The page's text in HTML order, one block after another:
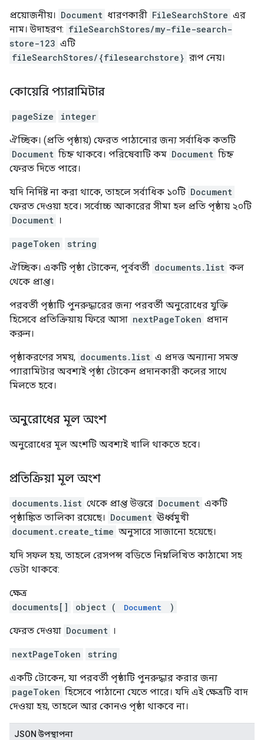
প্রয়োজনীয়। Document ধারণকারী FileSearchStore এর
নাম। উদাহরণ: fileSearchStores/my-file-search-
store-123 এটি
fileSearchStores/{filesearchstore} রূপ নেয়।
কোয়েরি প্যারামিটার
pageSize integer
ঐচ্ছিক। (প্রতি পৃষ্ঠায়) ফেরত পাঠানোর জন্য সর্বাধিক কতটি
Document চিহ্ন থাকবে। পরিষেবাটি কম Document চিহ্ন
ফেরত দিতে পারে।
যদি নির্দিষ্ট না করা থাকে, তাহলে সর্বাধিক ১০টি Document
ফেরত দেওয়া হবে। সর্বোচ্চ আকারের সীমা হল প্রতি পৃষ্ঠায় ২০টি
Document ।
pageToken string
ঐচ্ছিক। একটি পৃষ্ঠা টোকেন, পূর্ববর্তী documents.list কল
থেকে প্রাপ্ত।
পরবর্তী পৃষ্ঠাটি পুনরুদ্ধারের জন্য পরবর্তী অনুরোধের যুক্তি
হিসেবে প্রতিক্রিয়ায় ফিরে আসা nextPageToken প্রদান
করুন।
পৃষ্ঠাকরণের সময়, documents.list এ প্রদত্ত অন্যান্য সমস্ত
প্যারামিটার অবশ্যই পৃষ্ঠা টোকেন প্রদানকারী কলের সাথে
মিলতে হবে।
অনুরোধের মূল অংশ
অনুরোধের মূল অংশটি অবশ্যই খালি থাকতে হবে।
প্রতিক্রিয়া মূল অংশ
documents.list থেকে প্রাপ্ত উত্তরে Document একটি
পৃষ্ঠাঙ্কিত তালিকা রয়েছে। Document ঊর্ধ্বমুখী
document.create_time অনুসারে সাজানো হয়েছে।
যদি সফল হয়, তাহলে রেসপন্স বডিতে নিম্নলিখিত কাঠামো সহ
ডেটা থাকবে:
ক্ষেত্র
documents[]
object ( Document )
ফেরত দেওয়া Document ।
nextPageToken string
একটি টোকেন, যা পরবর্তী পৃষ্ঠাটি পুনরুদ্ধার করার জন্য
pageToken হিসেবে পাঠানো যেতে পারে। যদি এই ক্ষেত্রটি বাদ
দেওয়া হয়, তাহলে আর কোনও পৃষ্ঠা থাকবে না।
JSON উপস্থাপনা